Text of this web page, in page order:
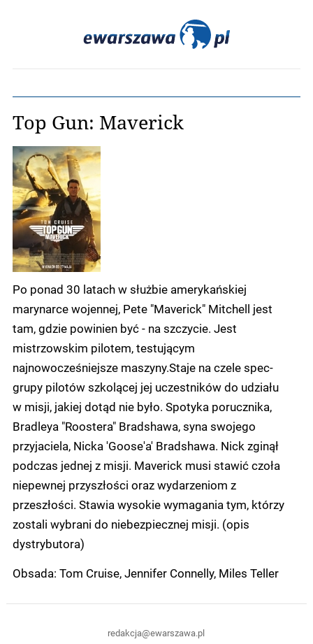
Top Gun: Maverick
Po ponad 30 latach w służbie amerykańskiej
marynarce wojennej, Pete "Maverick" Mitchell jest
tam, gdzie powinien być - na szczycie. Jest
mistrzowskim pilotem, testującym
najnowocześniejsze maszyny.Staje na czele spec-
grupy pilotów szkolącej jej uczestników do udziału
w misji, jakiej dotąd nie było. Spotyka porucznika,
Bradleya "Roostera" Bradshawa, syna swojego
przyjaciela, Nicka 'Goose'a' Bradshawa. Nick zginął
podczas jednej z misji. Maverick musi stawić czoła
niepewnej przyszłości oraz wydarzeniom z
przeszłości. Stawia wysokie wymagania tym, którzy
zostali wybrani do niebezpiecznej misji. (opis
dystrybutora)
Obsada: Tom Cruise, Jennifer Connelly, Miles Teller
redakcja@ewarszawa.pl